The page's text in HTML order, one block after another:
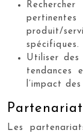
produit/
spécifiques.
Utiliser des
tendances
l’impact
Les